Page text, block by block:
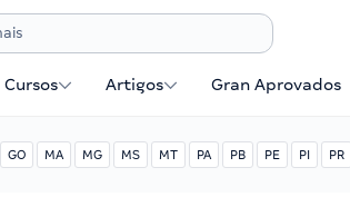
Cursos Artigos Gran Aprovados
GO MA MG MS MT PA PB PE PI PR